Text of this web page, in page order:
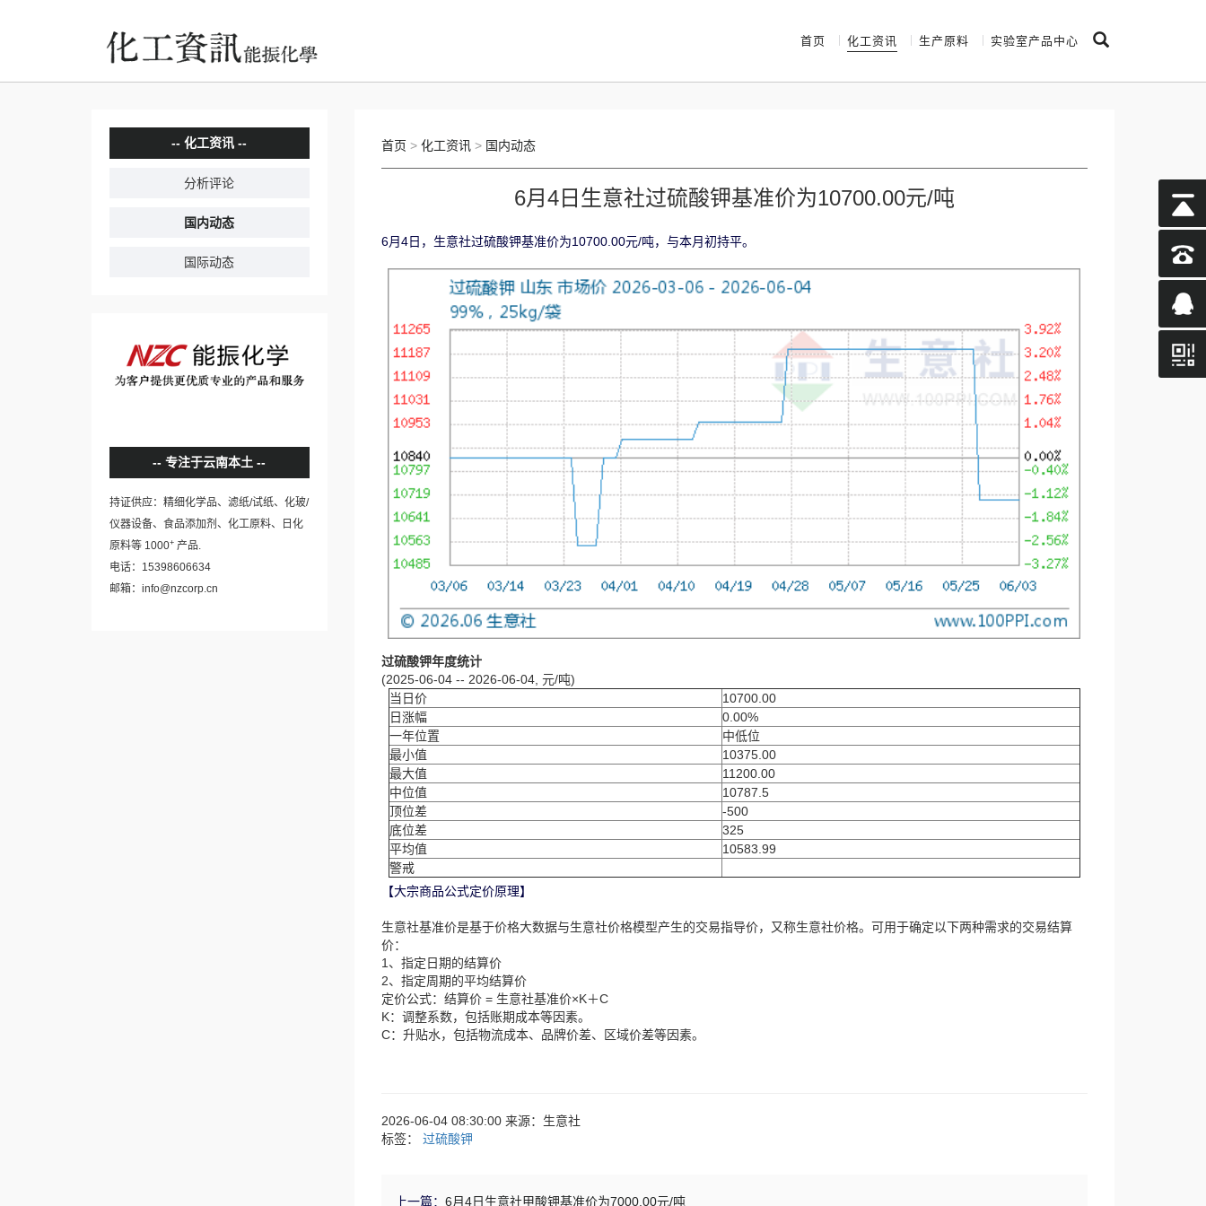
首页 化工资讯 生产原料 实验室产品中心
化工资讯
分析评论
国内动态
国际动态
专注于云南本土
持证供应：精细化学品、滤纸/试纸、化玻/
仪器设备、食品添加剂、化工原料、日化
原料等 1000+ 产品.
电话：15398606634
邮箱：info@nzcorp.cn
首页 > 化工资讯> 国内动态
6月4日生意社过硫酸钾基准价为10700.00元/吨
6月4日，生意社过硫酸钾基准价为10700.00元/吨，与本月初持平。
过硫酸钾年度统计
(2025-06-04 -- 2026-06-04, 元/吨)
当日价
10700.00
日涨幅
0.00%
一年位置
中低位
最小值
10375.00
最大值
11200.00
中位值
10787.5
顶位差
-500
底位差
325
平均值
10583.99
警戒
【大宗商品公式定价原理】
生意社基准价是基于价格大数据与生意社价格模型产生的交易指导价，又称生意社价格。可用于确定以下两种需求的交易结算
价：
1、指定日期的结算价
2、指定周期的平均结算价
定价公式：结算价 = 生意社基准价×K＋C
K：调整系数，包括账期成本等因素。
C：升贴水，包括物流成本、品牌价差、区域价差等因素。
2026-06-04 08:30:00 来源：生意社
标签： 过硫酸钾
上一篇： 6月4日生意社甲酸钾基准价为7000.00元/吨